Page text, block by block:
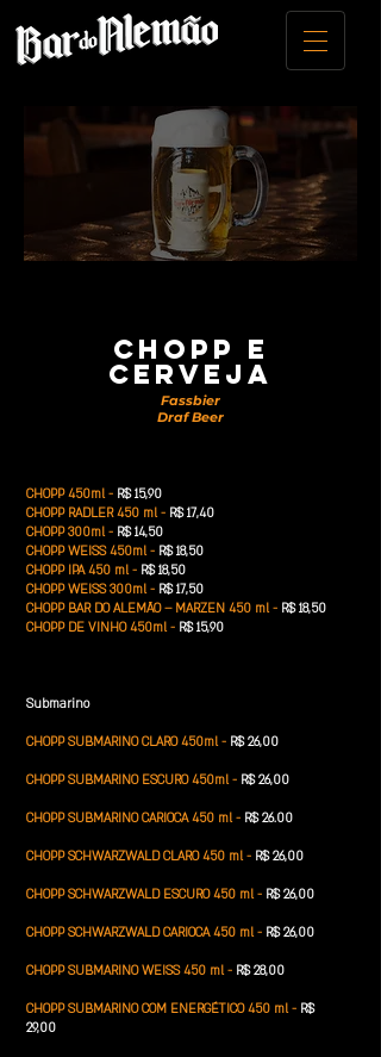
chopp e
cerveja
Fassbier
Draf Beer
CHOPP 450ml - R$ 15,90
CHOPP RADLER 450 ml - R$ 17,40
CHOPP 300ml - R$ 14,50
CHOPP WEISS 450ml - R$ 18,50
CHOPP IPA 450 ml - R$ 18,50
CHOPP WEISS 300ml - R$ 17,50
CHOPP BAR DO ALEMÃO – MARZEN 450 ml - R$ 18,50
CHOPP DE VINHO 450ml - R$ 15,90
Submarino
CHOPP SUBMARINO CLARO 450ml - R$ 26,00
CHOPP SUBMARINO ESCURO 450ml - R$ 26,00
CHOPP SUBMARINO CARIOCA 450 ml - R$ 26.00
CHOPP SCHWARZWALD CLARO 450 ml - R$ 26,00
CHOPP SCHWARZWALD ESCURO 450 ml - R$ 26,00
CHOPP SCHWARZWALD CARIOCA 450 ml - R$ 26,00
CHOPP SUBMARINO WEISS 450 ml - R$ 28,00
CHOPP SUBMARINO COM ENERGÉTICO 450 ml - R$
29,00